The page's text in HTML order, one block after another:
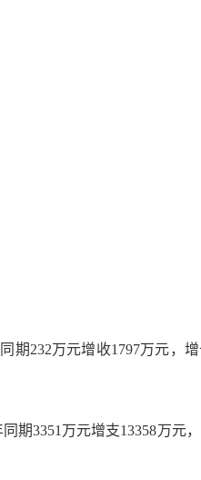
期232万元增收1797万元，
期3351万元增支13358万元